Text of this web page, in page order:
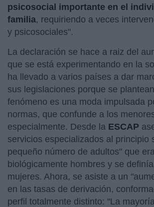
psicosocial importante en el
familia, requiriendo a veces
y psicosociales".
La declaración se hace a raiz del
que se está experimentando en la
ha llevado a varios países a dar
sus legislaciones porque se
fenómeno es una moda impulsada
normas, que confunde a los
especialmente. Desde la ESCAP
servicios especializados al principio
pequeño número de adultos" que
biológicamente hombres y se
mujeres. Ahora, se asiste a un
en las tasas de derivación,
perfil totalmente distinto: "La